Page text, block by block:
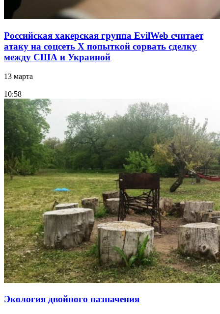
Российская хакерская группа EvilWeb считает
атаку на соцсеть Х попыткой сорвать сделку
между США и Украиной
13 марта
10:58
Экология двойного назначения